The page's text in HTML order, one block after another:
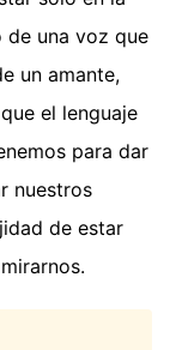
de una voz que
un amante,
el lenguaje
para dar
nuestros
de estar